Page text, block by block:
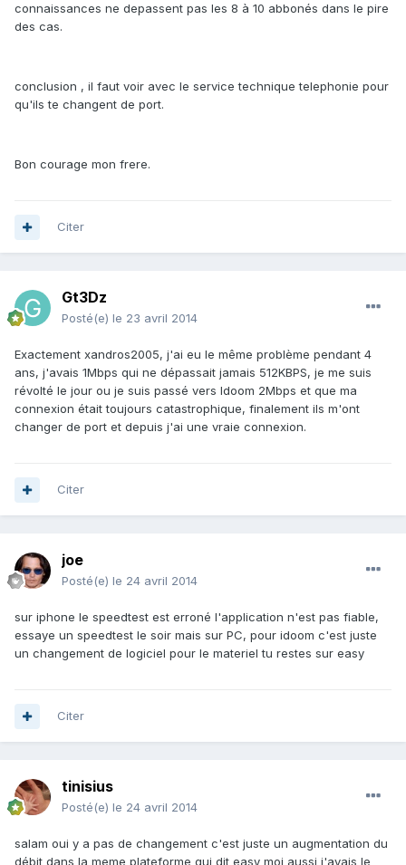
connaissances ne depassent pas les 8 à 10 abbonés dans le pire
des cas.
conclusion , il faut voir avec le service technique telephonie pour
qu'ils te changent de port.
Bon courage mon frere.
Citer
Gt3Dz
Posté(e) le 23 avril 2014
Exactement xandros2005, j'ai eu le même problème pendant 4
ans, j'avais 1Mbps qui ne dépassait jamais 512KBPS, je me suis
révolté le jour ou je suis passé vers Idoom 2Mbps et que ma
connexion était toujours catastrophique, finalement ils m'ont
changer de port et depuis j'ai une vraie connexion.
Citer
joe
Posté(e) le 24 avril 2014
sur iphone le speedtest est erroné l'application n'est pas fiable,
essaye un speedtest le soir mais sur PC, pour idoom c'est juste
un changement de logiciel pour le materiel tu restes sur easy
Citer
tinisius
Posté(e) le 24 avril 2014
salam oui y a pas de changement c'est juste un augmentation du
débit dans la meme plateforme qui dit easy moi aussi j'avais le